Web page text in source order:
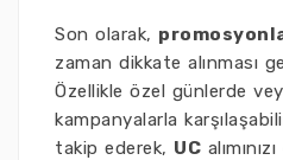
Son olarak,
zaman dikkate alınması
Özellikle özel günlerde
kampanyalarla
takip ederek, UC